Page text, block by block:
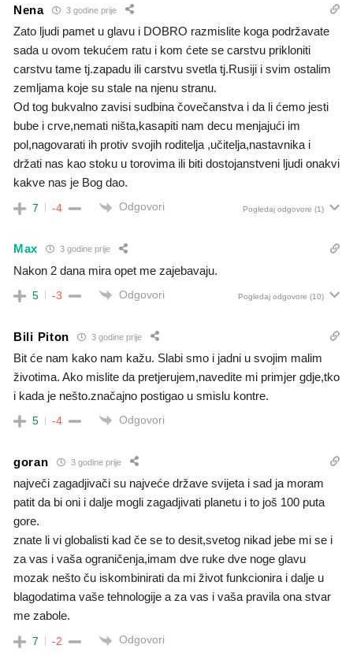
Nena 3 godine prije
Zato ljudi pamet u glavu i DOBRO razmislite koga podržavate
sada u ovom tekućem ratu i kom ćete se carstvu prikloniti
carstvu tame tj.zapadu ili carstvu svetla tj.Rusiji i svim ostalim
zemljama koje su stale na njenu stranu.
Od tog bukvalno zavisi sudbina čovečanstva i da li ćemo jesti
bube i crve,nemati ništa,kasapiti nam decu menjajući im
pol,nagovarati ih protiv svojih roditelja ,učitelja,nastavnika i
držati nas kao stoku u torovima ili biti dostojanstveni ljudi onakvi
kakve nas je Bog dao.
7 -4 Odgovori Pogledaj odgovore (1)
Max 3 godine prije
Nakon 2 dana mira opet me zajebavaju.
5 -3 Odgovori Pogledaj odgovore (10)
Bili Piton 3 godine prije
Bit će nam kako nam kažu. Slabi smo i jadni u svojim malim
životima. Ako mislite da pretjerujem,navedite mi primjer gdje,tko
i kada je nešto.značajno postigao u smislu kontre.
5 -4 Odgovori
goran 3 godine prije
največi zagadjivači su najveće države svijeta i sad ja moram
patit da bi oni i dalje mogli zagadjivati planetu i to još 100 puta
gore.
znate li vi globalisti kad če se to desit,svetog nikad jebe mi se i
za vas i vaša ograničenja,imam dve ruke dve noge glavu
mozak nešto ču iskombinirati da mi život funkcionira i dalje u
blagodatima vaše tehnologije a za vas i vaša pravila ona stvar
me zabole.
7 -2 Odgovori